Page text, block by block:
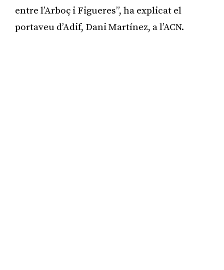
entre l’Arboç i Figueres”, ha explicat el
portaveu d’Adif, Dani Martínez, a l’ACN.